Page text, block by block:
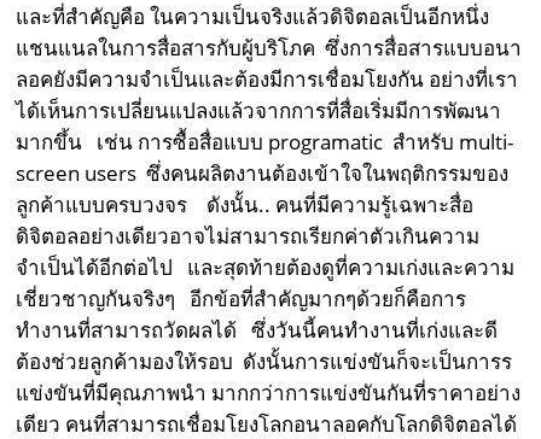
และที่สำคัญคือ ในความเป็นจริงแล้วดิจิตอลเป็นอีกหนึ่ง
แชนแนลในการสื่อสารกับผู้บริโภค ซึ่งการสื่อสารแบบอนา
ลอคยังมีความจำเป็นและต้องมีการเชื่อมโยงกัน อย่างที่เรา
ได้เห็นการเปลี่ยนแปลงแล้วจากการที่สื่อเริ่มมีการพัฒนา
มากขึ้น เช่น การซื้อสื่อแบบ programatic สำหรับ multi-
screen users ซึ่งคนผลิตงานต้องเข้าใจในพฤติกรรมของ
ลูกค้าแบบครบวงจร ดังนั้น.. คนที่มีความรู้เฉพาะสื่อ
ดิจิตอลอย่างเดียวอาจไม่สามารถเรียกค่าตัวเกินความ
จำเป็นได้อีกต่อไป และสุดท้ายต้องดูที่ความเก่งและความ
เชี่ยวชาญกันจริงๆ อีกข้อที่สำคัญมากๆด้วยก็คือการ
ทำงานที่สามารถวัดผลได้ ซึ่งวันนี้คนทำงานที่เก่งและดี
ต้องช่วยลูกค้ามองให้รอบ ดังนั้นการแข่งขันก็จะเป็นการร
แข่งขันที่มีคุณภาพนำ มากกว่าการแข่งขันกันที่ราคาอย่าง
เดียว คนที่สามารถเชื่อมโยงโลกอนาลอคกับโลกดิจิตอลได้